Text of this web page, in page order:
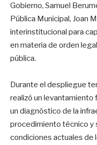
Gobierno, Samuel
Pública Municipal, Joan
interinstitucional para
en materia de orden
pública.
Durante el despliegue
realizó un levantamiento
un diagnóstico de la
procedimiento técnico y
condiciones actuales de